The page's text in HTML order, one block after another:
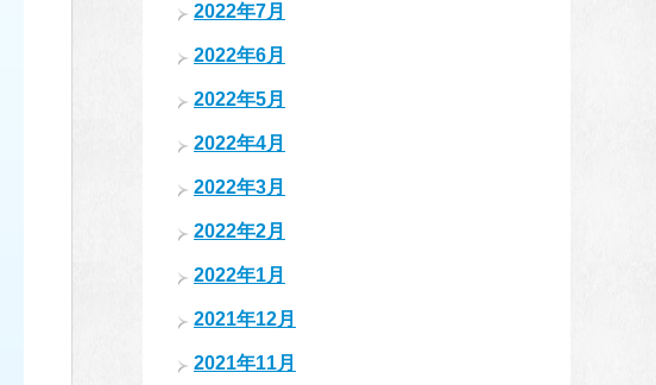
2022年7月
2022年6月
2022年5月
2022年4月
2022年3月
2022年2月
2022年1月
2021年12月
2021年11月